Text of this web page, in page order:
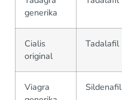
generika
Cialis
original
Tadalafil
Viagra
Sildenafil